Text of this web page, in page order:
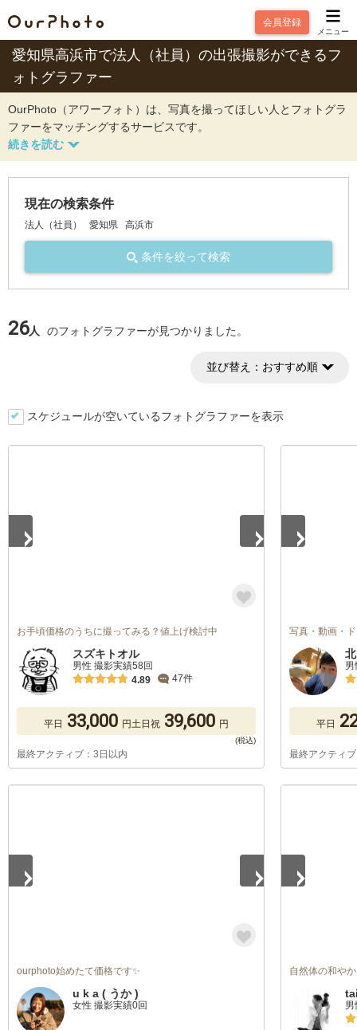
会員登録
メニュー
愛知県高浜市で法人（社員）の出張撮影ができるフ
ォトグラファー
OurPhoto（アワーフォト）は、写真を撮ってほしい人とフォトグラ
ファーをマッチングするサービスです。
現在の検索条件
法人（社員） 愛知県 高浜市
条件を絞って検索
26人 のフォトグラファーが見つかりました。
並び替え： おすすめ順
スケジュールが空いているフォトグラファーを表示
お手頃価格のうちに撮ってみる？値上げ検討中
スズキトオル
男性 撮影実績58回
4.89
47件
平日 33,000 円土日祝 39,600 円
最終アクティブ：3日以内
写真・動画・
平日
最終アクティ
ourphoto始めたて価格です✨
u k a ( うか )
女性 撮影実績0回
自然体の和や